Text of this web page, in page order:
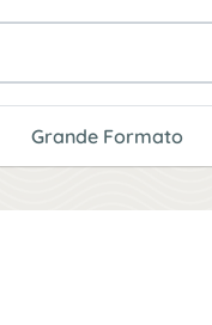
Grande Formato